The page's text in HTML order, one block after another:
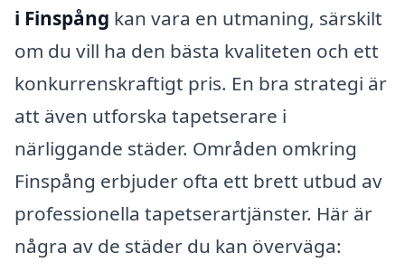
i Finspång kan vara en utmaning, särskilt
om du vill ha den bästa kvaliteten och ett
konkurrenskraftigt pris. En bra strategi är
att även utforska tapetserare i
närliggande städer. Områden omkring
Finspång erbjuder ofta ett brett utbud av
professionella tapetserartjänster. Här är
några av de städer du kan överväga: